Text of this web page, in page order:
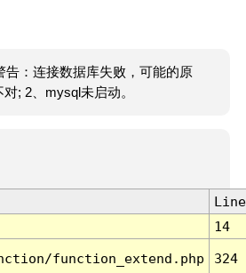
告：连接数据库失败，可能的原
; 2、mysql未启动。
Line
14
function_extend.php 324